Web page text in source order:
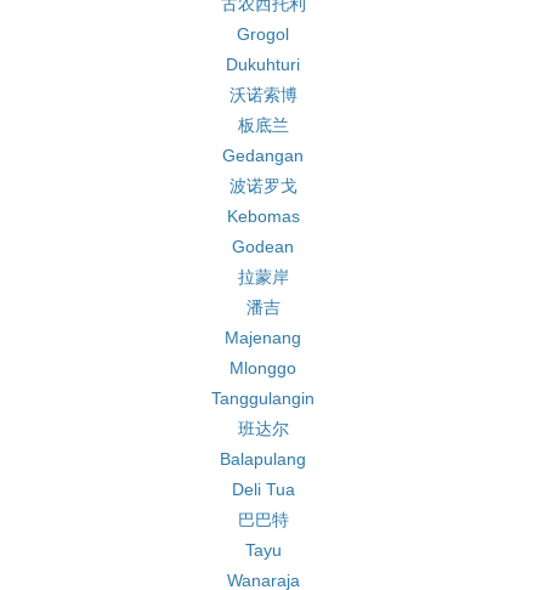
Grogol
Dukuhturi
沃诺索博
板底兰
Gedangan
波诺罗戈
Kebomas
Godean
拉蒙岸
潘吉
Majenang
Mlonggo
Tanggulangin
班达尔
Balapulang
Deli Tua
巴巴特
Tayu
Wanaraja